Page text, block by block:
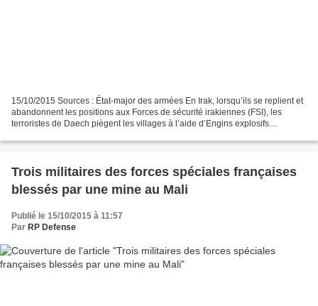
15/10/2015 Sources : État-major des armées En Irak, lorsqu’ils se replient et
abandonnent les positions aux Forces de sécurité irakiennes (FSI), les
terroristes de Daech piègent les villages à l’aide d’Engins explosifs
Trois militaires des forces spéciales françaises
blessés par une mine au Mali
Publié le 15/10/2015 à 11:57
Par RP Defense